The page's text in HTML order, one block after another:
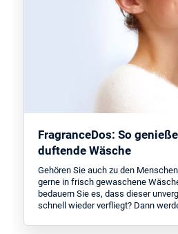
FragranceDos: So
duftende Wäsche
Gehören Sie auch zu den
gerne in frisch gewaschene
bedauern Sie es, dass dieser
schnell wieder verfliegt? Dann